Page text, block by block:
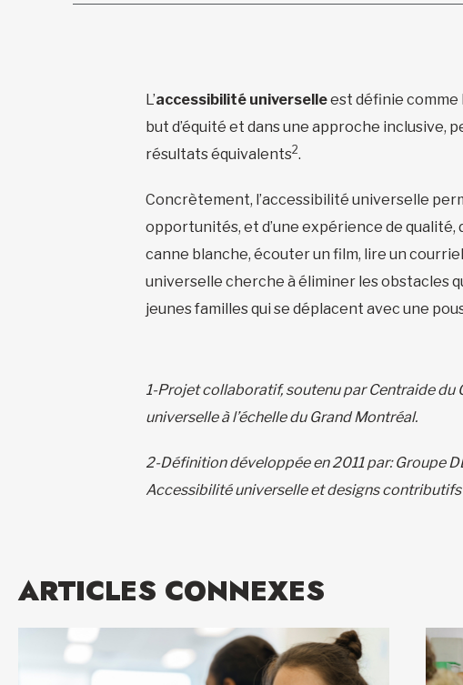
L’accessibilité universelleest définie comme
but d’équité et dans une approche inclusive,
résultats équivalents2.
Concrètement, l’accessibilité universelle
opportunités, et d’une expérience de
canne blanche, écouter un film, lire un
universelle cherche à éliminer les obstacles
jeunes familles qui se déplacent avec une
1-Projet collaboratif, soutenu par Centraide
universelle à l’échelle du Grand Montréal.
2-Définition développée en 2011 par: Groupe
Accessibilité universelle et designs contributifs
ARTICLES CONNEXES